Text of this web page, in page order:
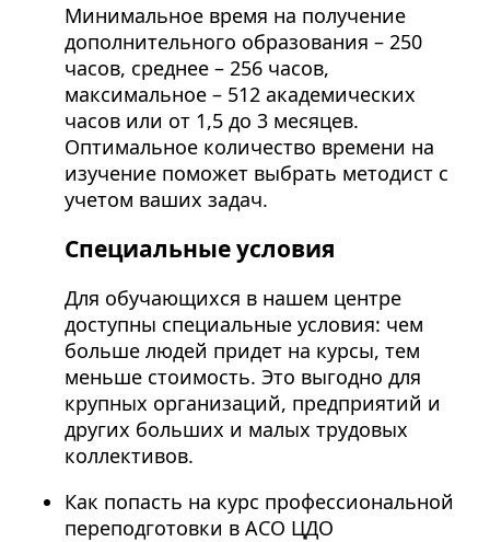
Минимальное время на получение
дополнительного образования – 250
часов, среднее – 256 часов,
максимальное – 512 академических
часов или от 1,5 до 3 месяцев.
Оптимальное количество времени на
изучение поможет выбрать методист с
учетом ваших задач.
Специальные условия
Для обучающихся в нашем центре
доступны специальные условия: чем
больше людей придет на курсы, тем
меньше стоимость. Это выгодно для
крупных организаций, предприятий и
других больших и малых трудовых
коллективов.
Как попасть на курс профессиональной
переподготовки в АСО ЦДО